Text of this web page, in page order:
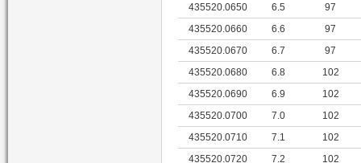
435520.0650
6.5
97
435520.0660
6.6
97
435520.0670
6.7
97
435520.0680
6.8
102
435520.0690
6.9
102
435520.0700
7.0
102
435520.0710
7.1
102
435520.0720
7.2
102